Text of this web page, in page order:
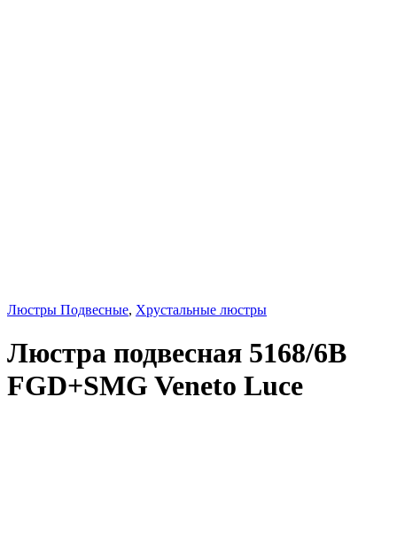
Люстры Подвесные, Хрустальные люстры
Люстра подвесная 5168/6B
FGD+SMG Veneto Luce